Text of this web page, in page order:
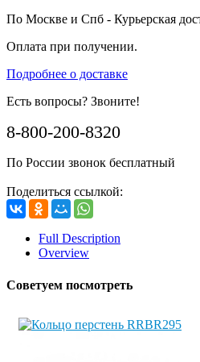
По Москве и Спб - Курьерская
Оплата при получении.
Подробнее о доставке
Есть вопросы? Звоните!
8-800-200-8320
По России звонок бесплатный
Поделиться ссылкой:
Full Description
Overview
Советуем посмотреть